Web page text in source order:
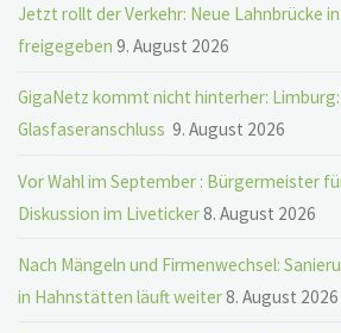
Jetzt rollt der Verkehr: Neue Lahnbrücke
freigegeben 9. August 2026
GigaNetz kommt nicht hinterher:
Glasfaseranschluss 9. August 2026
Vor Wahl im September : Bürgermeister
Diskussion im Liveticker8. August 2026
Nach Mängeln und Firmenwechsel:
in Hahnstätten läuft weiter8. August 2026